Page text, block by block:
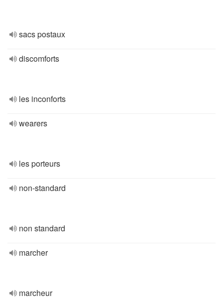
sacs postaux
discomforts
les inconforts
wearers
les porteurs
non-standard
non standard
marcher
marcheur